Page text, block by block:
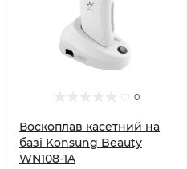
0
Воскоплав касетний на
базі Konsung Beauty
WN108-1A